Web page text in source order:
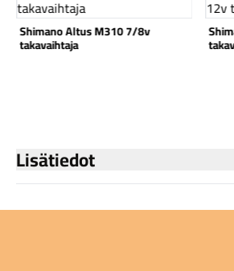
Komponentit
Shimano Altus M310 7/8v
takavaihtaja
Lisätiedot